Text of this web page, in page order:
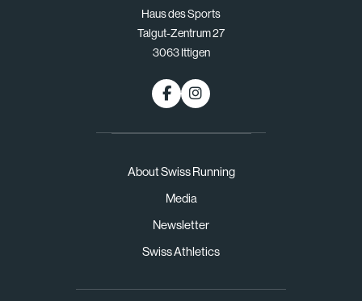
About Swiss Running
Media
Newsletter
Swiss Athletics
Haus des Sports
Talgut-Zentrum 27
3063 Ittigen